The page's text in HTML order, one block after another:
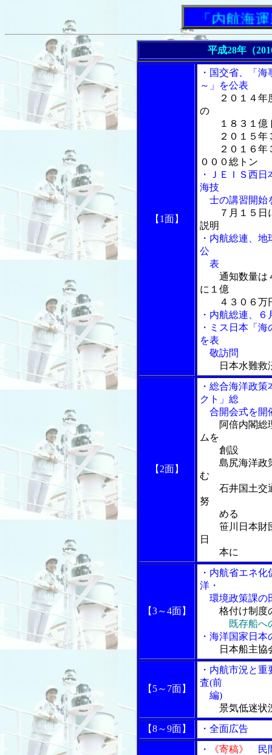
「内航海運新聞
平成28年（
【1面】
・国交省、「
～」を公表
２０１４
の
１８３１億
２０１５年３
２０１６年３
０００総トン
・ＪＥＩＳ西
海技
士の講習開始
７月１５
説明
・内航総連、
公
表
通知数量は
に１億
４３０６万
・内航総連、
・ミス日本「
を表
敬訪問
日本水難救
【2面】
・総合海洋政
クト」総
合開会式を開
阿倍内閣総
ムを
創設
島尻海洋政策
む
石井国土交通
努
める
笹川日本財団
日
本に
【3～4面】
・内航省エネ
洋・
環境政策課の
格付け制度
既存船へ
・海洋国家日
日本船主
【5～7面】
・内航市況と
査(前
編)
景気低迷状
【8～9面】
・全面広告
・ 《寄稿》
民